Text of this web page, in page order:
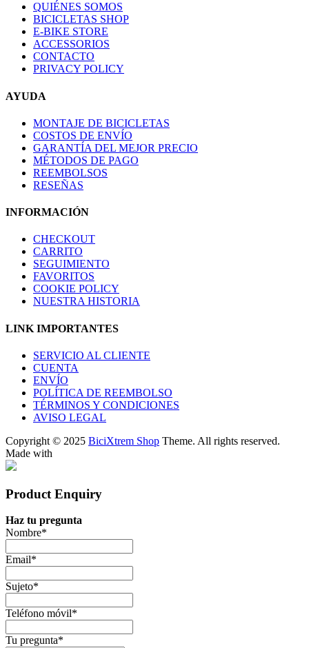
QUIÉNES SOMOS
BICICLETAS SHOP
E-BIKE STORE
ACCESSORIOS
CONTACTO
PRIVACY POLICY
AYUDA
MONTAJE DE BICICLETAS
COSTOS DE ENVÍO
GARANTÍA DEL MEJOR PRECIO
MÉTODOS DE PAGO
REEMBOLSOS
RESEÑAS
INFORMACIÓN
CHECKOUT
CARRITO
SEGUIMIENTO
FAVORITOS
COOKIE POLICY
NUESTRA HISTORIA
LINK IMPORTANTES
SERVICIO AL CLIENTE
CUENTA
ENVÍO
POLÍTICA DE REEMBOLSO
TÉRMINOS Y CONDICIONES
AVISO LEGAL
Copyright © 2025 BiciXtrem Shop Theme. All rights reserved.
Made with
Product Enquiry
Haz tu pregunta
Nombre*
Email*
Sujeto*
Teléfono móvil*
Tu pregunta*